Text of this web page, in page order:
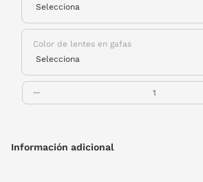
Color de lentes en gafas
Información adicional